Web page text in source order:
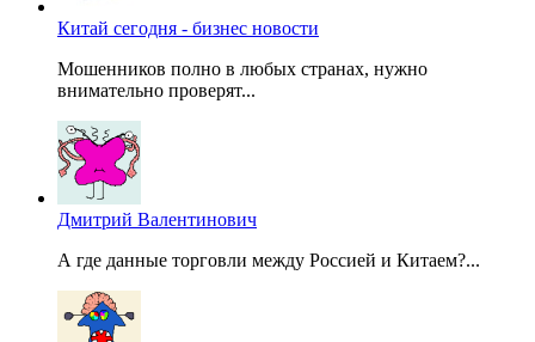
Китай сегодня - бизнес новости
Мошенников полно в любых странах, нужно
внимательно проверят...
Дмитрий Валентинович
А где данные торговли между Россией и Китаем?...